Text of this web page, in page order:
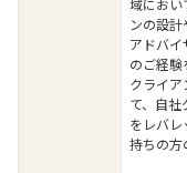
域におい
ンの設
アドバ
のご経
クライ
て、自
をレバ
持ちの方